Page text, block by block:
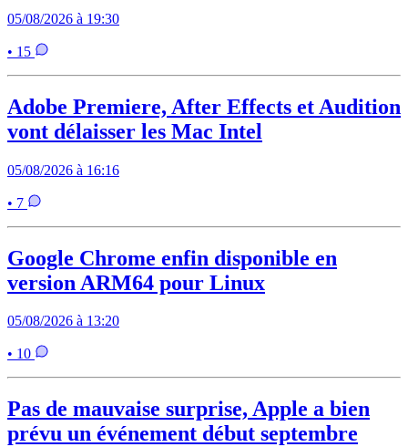
05/08/2026 à 19:30
• 15
Adobe Premiere, After Effects et Audition
vont délaisser les Mac Intel
05/08/2026 à 16:16
• 7
Google Chrome enfin disponible en
version ARM64 pour Linux
05/08/2026 à 13:20
• 10
Pas de mauvaise surprise, Apple a bien
prévu un événement début septembre